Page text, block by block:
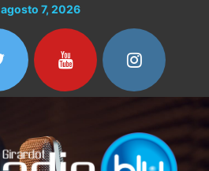
agosto 7, 2026